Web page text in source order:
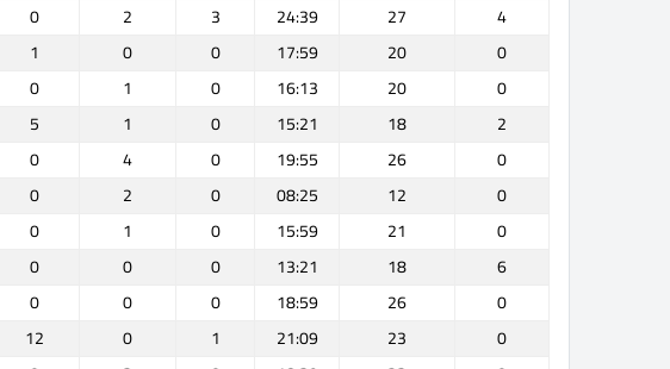
0 2 3 24:39 27
4
1 0 0 17:59 20
0
0 1 0 16:13 20
0
5 1 0 15:21 18
2
0 4 0 19:55 26
0
0 2 0 08:25 12
0
0 1 0 15:59 21
0
0 0 0 13:21 18
6
0 0 0 18:59 26
0
12 0 1 21:09 23
0